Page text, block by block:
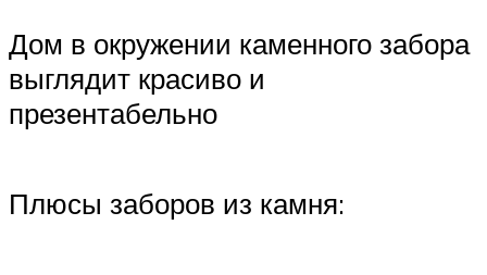
Дом в окружении каменного забора
выглядит красиво и
презентабельно
Плюсы заборов из камня: